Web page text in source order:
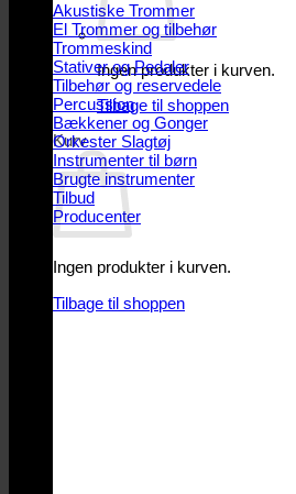
Ingen produkter i kurven.
Tilbage til shoppen
Kurv
Ingen produkter i kurven.
Tilbage til shoppen
Akustiske Trommer
El Trommer og tilbehør
Trommeskind
Stativer og Pedaler
Tilbehør og reservedele
Percussion
Bækkener og Gonger
Orkester Slagtøj
Instrumenter til børn
Brugte instrumenter
Tilbud
Producenter